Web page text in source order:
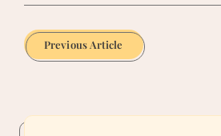
Previous Article